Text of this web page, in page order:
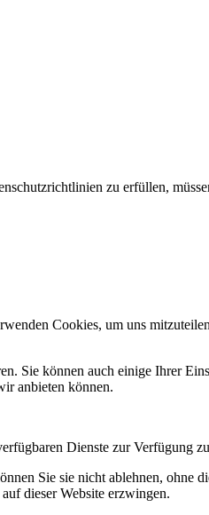
zu erfüllen,
Cookies, um uns
Sie können auch einige Ihrer
anbieten können.
Dienste zur Verfügung
Sie sie nicht ablehnen, ohne
dieser Website erzwingen.